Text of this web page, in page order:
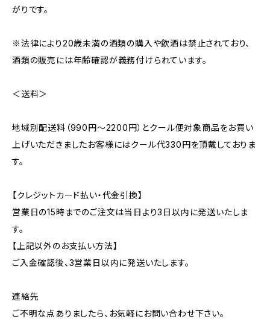
がりです。
※法律により20歳未満の酒類の購入や飲酒は禁止されており、
酒類の販売には年齢確認が義務付けられています。
＜送料＞
地域別配送料（990円～2200円）とクール便対象商品をお買い
上げいただきましたお客様にはクール代330円を頂戴しておりま
す。
【クレジットカード払い・代金引換】
営業日の15時までのご注文は当日より3日以内に発送いたしま
す。
【上記以外のお支払い方法】
ご入金確認後、3営業日以内に発送いたします。
連絡先
ご不明な点ありましたら、お気軽にお問い合わせ下さい。